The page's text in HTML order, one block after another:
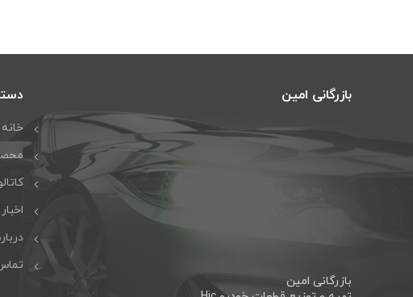
بازرگانی امین
بازرگانی امین
خانه
اخبار